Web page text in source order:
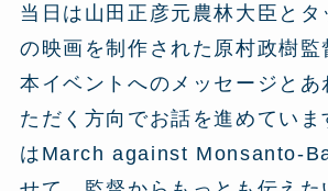
当日は山田正彦元農林大臣とタ
の映画を制作された原村政樹監
本イベントへのメッセージとあ
ただく方向でお話を進めていま
はMarch against Monsanto-